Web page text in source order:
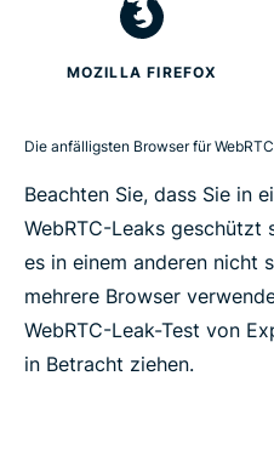
MOZILLA FIREFOX
Die anfälligsten Browser für
Beachten Sie, dass Sie in
WebRTC-Leaks geschützt
es in einem anderen nicht
mehrere Browser
WebRTC-Leak-Test von
in Betracht ziehen.